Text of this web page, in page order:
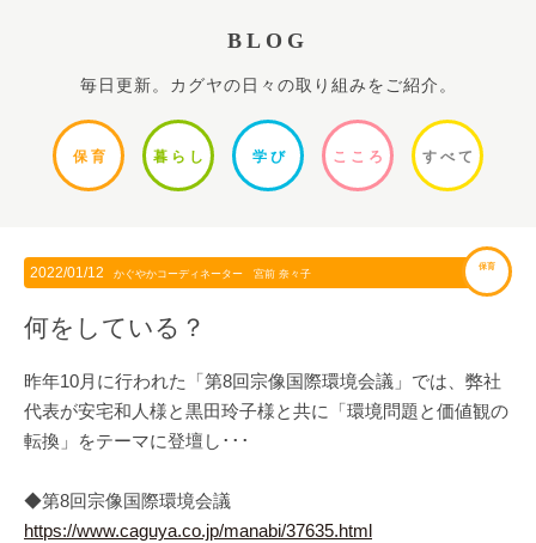
BLOG
毎日更新。カグヤの日々の取り組みをご紹介。
保 育 暮ら し 学 び ここ ろ すべて
2022/01/12 かぐやかコーディネーター 宮前 奈々子
保育
何をしている？
昨年10月に行われた「第8回宗像国際環境会議」では、弊社
代表が安宅和人様と黒田玲子様と共に「環境問題と価値観の
転換」をテーマに登壇し･･･
◆第8回宗像国際環境会議
https://www.caguya.co.jp/manabi/37635.html